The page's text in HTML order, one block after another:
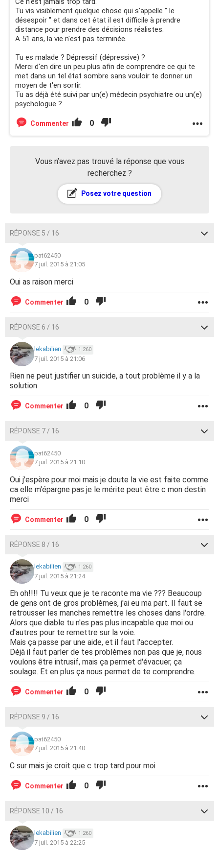
Tu vis visiblement quelque chose qui s'appelle " le
désespoir " et dans cet état il est difficile à prendre
distance pour prendre des décisions réalistes.
A 51 ans, la vie n'est pas terminée.
Tu es malade ? Dépressif (dépressive) ?
Merci d'en dire un peu plus afin de comprendre ce qui te
met dans un tel état sombre sans vouloir te donner un
moyen de t'en sortir.
Tu as déjà été suivi par un(e) médecin psychiatre ou un(e)
psychologue ?
Commenter 0
Vous n’avez pas trouvé la réponse que vous
recherchez ?
Posez votre question
RÉPONSE 5 / 16
pat62450
7 juil. 2015 à 21:05
Oui as raison merci
Commenter 0
RÉPONSE 6 / 16
lekabilien 1 260
7 juil. 2015 à 21:06
Rien ne peut justifier un suicide, a tout problème il y a la
solution
Commenter 0
RÉPONSE 7 / 16
pat62450
7 juil. 2015 à 21:10
Oui j'espère pour moi mais je doute la vie est faite comme
ca elle m'épargne pas je le mérite peut être c mon destin
merci
Commenter 0
RÉPONSE 8 / 16
lekabilien 1 260
7 juil. 2015 à 21:24
Eh oh!!!! Tu veux que je te raconte ma vie ??? Beaucoup
de gens ont de gros problèmes, j'ai eu ma part. Il faut se
retrousser les manches remettre les choses dans l'ordre.
Alors que diable tu n'es pas plus incapable que moi ou
d'autres pour te remettre sur la voie.
Mais ça passe par une aide, et il faut l'accepter.
Déjà il faut parler de tes problèmes non pas que je, nous
voulons être intrusif, mais ça permet d'évacuer, ça
soulage. Et en plus ça nous permet de te comprendre.
Commenter 0
RÉPONSE 9 / 16
pat62450
7 juil. 2015 à 21:40
C sur mais je croit que c trop tard pour moi
Commenter 0
RÉPONSE 10 / 16
lekabilien 1 260
7 juil. 2015 à 22:25